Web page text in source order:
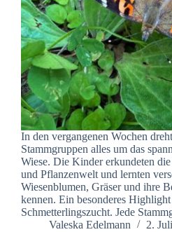
In den vergangenen Wochen
Stammgruppen alles um das
Wiese. Die Kinder erkundeten
und Pflanzenwelt und lernten
Wiesenblumen, Gräser und ihre
kennen. Ein besonderes
Schmetterlingszucht. Jede
Valeska Edelmann
2.